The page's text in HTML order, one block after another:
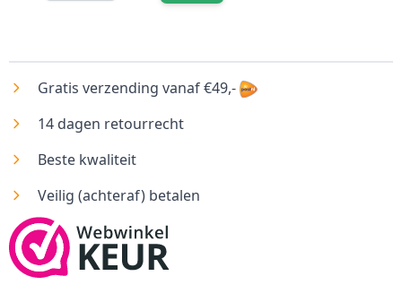
Gratis verzending vanaf €49,-
14 dagen retourrecht
Beste kwaliteit
Veilig (achteraf) betalen